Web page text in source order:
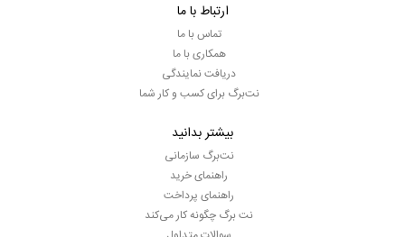
ارتباط با ما
تماس با ما
همکاری با ما
دریافت نمایندگی
نت‌برگ برای کسب و کار شما
بیشتر بدانید
نت‌برگ سازمانی
راهنمای خرید
راهنمای پرداخت
نت برگ چگونه کار می‌کند